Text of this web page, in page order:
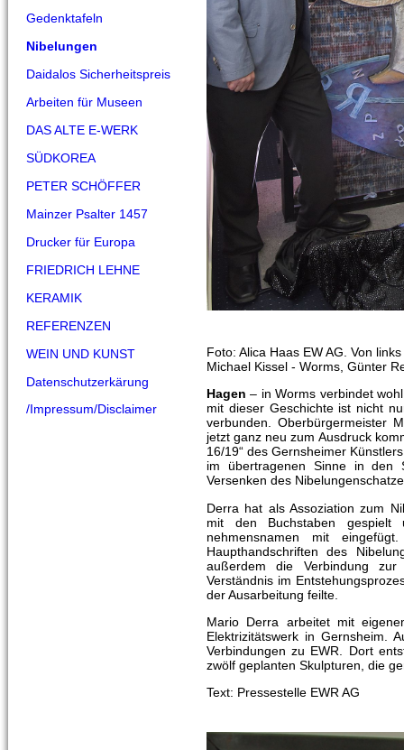
Gedenktafeln
Nibelungen
Daidalos Sicherheitspreis
Arbeiten für Museen
DAS ALTE E-WERK
SÜDKOREA
PETER SCHÖFFER
Mainzer Psalter 1457
Drucker für Europa
FRIEDRICH LEHNE
KERAMIK
REFERENZEN
WEIN UND KUNST
Datenschutzerkärung
/Impressum/Disclaimer
Foto: Alica Haas EW AG. Von
Michael Kissel - Worms, Günter
Hagen – in Worms verbindet
mit dieser Geschichte ist nicht
verbunden. Oberbürgermeister
jetzt ganz neu zum Ausdruck
16/19“ des Gernsheimer
im übertragenen Sinne in den
Versenken des
Derra hat als Assoziation zum
mit den Buchstaben
nehmensnamen mit
Haupthandschriften des
außerdem die Verbindung
Verständnis im
der Ausarbeitung feilte.
Mario Derra arbeitet mit
Elektrizitätswerk in Gernsheim.
Verbindungen zu EWR. Dort
zwölf geplanten Skulpturen, die
Text: Pressestelle EWR AG